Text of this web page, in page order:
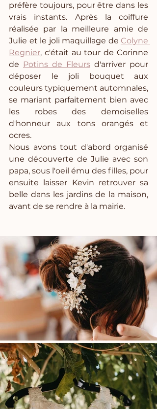
préfère toujours, pour être dans les
vrais instants. Après la coiffure
réalisée par la meilleure amie de
Julie et le joli maquillage de Colyne
Regnier, c'était au tour de Corinne
de Potins de Fleurs d'arriver pour
déposer le joli bouquet aux
couleurs typiquement automnales,
se mariant parfaitement bien avec
les robes des demoiselles
d'honneur aux tons orangés et
ocres.
Nous avons tout d'abord organisé
une découverte de Julie avec son
papa, sous l'oeil ému des filles, pour
ensuite laisser Kevin retrouver sa
belle dans les jardins de la maison,
avant de se rendre à la mairie.